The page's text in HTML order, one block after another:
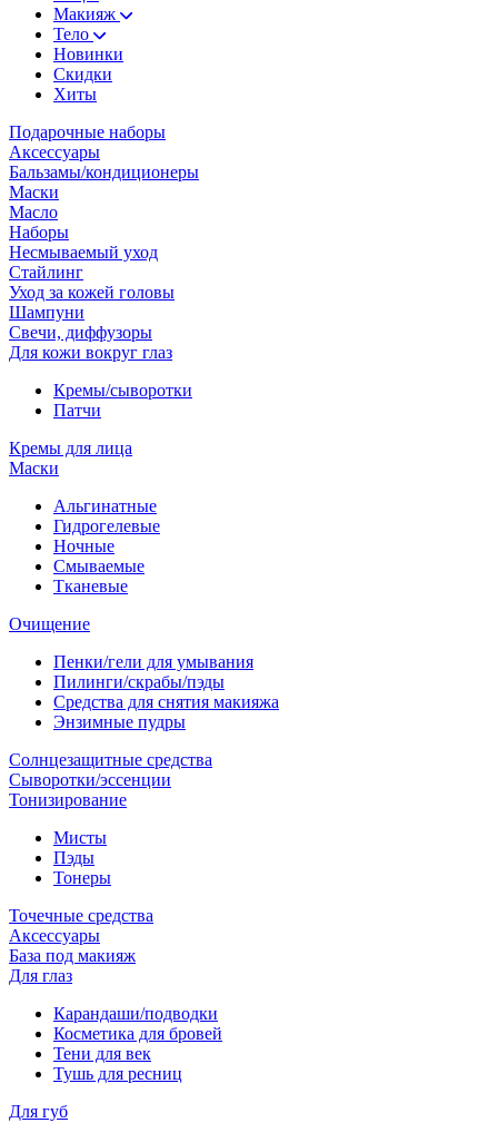
Макияж
Тело
Новинки
Скидки
Хиты
Подарочные наборы
Аксессуары
Бальзамы/кондиционеры
Маски
Масло
Наборы
Несмываемый уход
Стайлинг
Уход за кожей головы
Шампуни
Свечи, диффузоры
Для кожи вокруг глаз
Кремы/сыворотки
Патчи
Кремы для лица
Маски
Альгинатные
Гидрогелевые
Ночные
Смываемые
Тканевые
Очищение
Пенки/гели для умывания
Пилинги/скрабы/пэды
Средства для снятия макияжа
Энзимные пудры
Солнцезащитные средства
Сыворотки/эссенции
Тонизирование
Мисты
Пэды
Тонеры
Точечные средства
Аксессуары
База под макияж
Для глаз
Карандаши/подводки
Косметика для бровей
Тени для век
Тушь для ресниц
Для губ